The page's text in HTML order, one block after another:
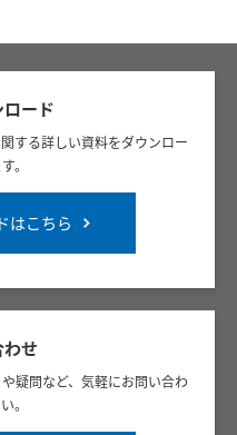
ード
する詳しい資料をダウンロー
。
はこちら
せ
疑問など、気軽にお問い合わ
。